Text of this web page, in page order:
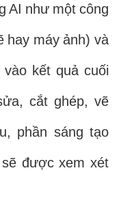
AI như một công
máy ảnh) và
kết quả cuối
cắt ghép, vẽ
phần sáng tạo
được xem xét